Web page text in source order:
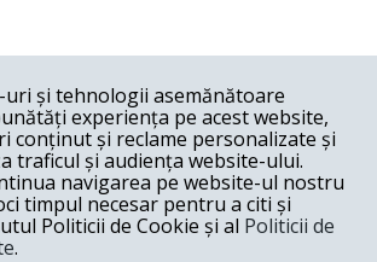
uri și tehnologii asemănătoare
experiența pe acest website,
conținut și reclame personalizate și
traficul și audiența website-ului.
navigarea pe website-ul nostru
timpul necesar pentru a citi și
Politicii de Cookie și al Politicii de
.